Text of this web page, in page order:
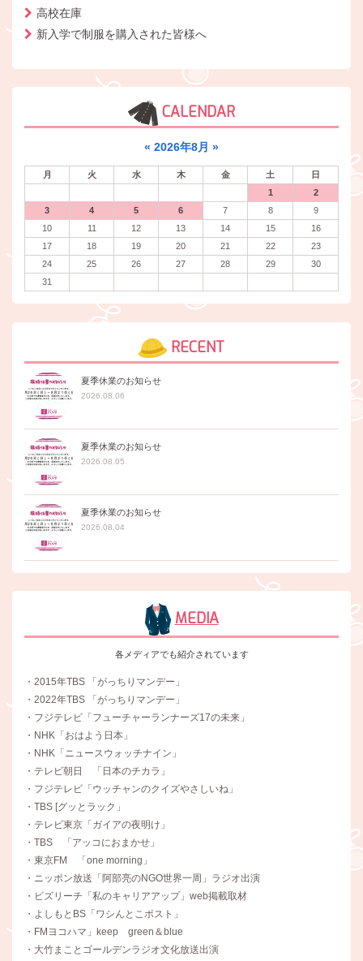
高校在庫
新入学で制服を購入された皆様へ
CALENDAR
« 2026年8月 »
月 火 水 木 金 土
日
1
2
3
4 5 6 7 8
9
10
11 12 13 14 15
16
17
18 19 20 21 22
23
24
25 26 27 28 29
30
31
RECENT
夏季休業のお知らせ
2026.08.06
夏季休業のお知らせ
2026.08.05
夏季休業のお知らせ
2026.08.04
MEDIA
各メディアでも紹介されています
・2015年TBS 「がっちりマンデー」
・2022年TBS 「がっちりマンデー」
・フジテレビ「フューチャーランナーズ17の未来」
・NHK「おはよう日本」
・NHK「ニュースウォッチナイン」
・テレビ朝日 「日本のチカラ」
・フジテレビ「ウッチャンのクイズやさしいね」
・TBS [グッとラック」
・テレビ東京「ガイアの夜明け」
・TBS 「アッコにおまかせ」
・東京FM 「one morning」
・ニッポン放送「阿部亮のNGO世界一周」ラジオ出演
・ビズリーチ「私のキャリアアップ」web掲載取材
・よしもとBS「ワシんとこポスト」
・FMヨコハマ」keep green＆blue
・大竹まことゴールデンラジオ文化放送出演